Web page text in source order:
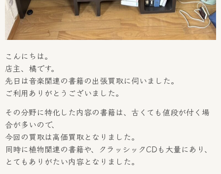
こんにちは。
店主、橘です。
先日は音楽関連の書籍の出張買取に伺いました。
ご利用ありがとうございました。
その分野に特化した内容の書籍は、古くても値段が付く場
合が多いので、
今回の買取は高価買取となりました。
同時に植物関連の書籍や、クラッシックCDも大量にあり、
とてもありがたい内容となりました。